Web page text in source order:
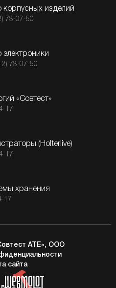
корпусных изделий
73-07-50
электроники
73-07-50
«Совтест»
17
(Holterlive)
17
хранения
17
АТЕ», ООО
сайта